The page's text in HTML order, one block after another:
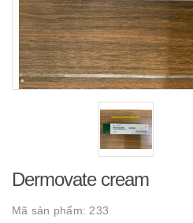
Dermovate cream
Mã sản phẩm: 233